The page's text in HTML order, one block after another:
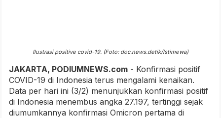
Ilustrasi positive covid-19. (Foto: doc.news.detik/Istimewa)
JAKARTA, PODIUMNEWS.com - Konfirmasi positif
COVID-19 di Indonesia terus mengalami kenaikan.
Data per hari ini (3/2) menunjukkan konfirmasi positif
di Indonesia menembus angka 27.197, tertinggi sejak
diumumkannya konfirmasi Omicron pertama di